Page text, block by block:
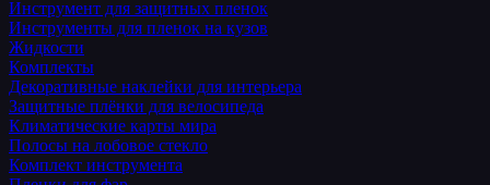
Инструмент для защитных пленок
Инструменты для пленок на кузов
Жидкости
Комплекты
Декоративные наклейки для интерьера
Защитные плёнки для велосипеда
Климатические карты мира
Полосы на лобовое стекло
Комплект инструмента